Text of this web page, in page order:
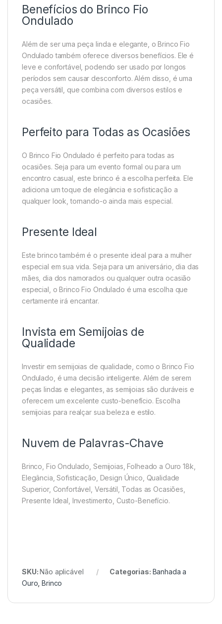
Benefícios do Brinco Fio
Ondulado
Além de ser uma peça linda e elegante, o Brinco Fio
Ondulado também oferece diversos benefícios. Ele é
leve e confortável, podendo ser usado por longos
períodos sem causar desconforto. Além disso, é uma
peça versátil, que combina com diversos estilos e
ocasiões.
Perfeito para Todas as Ocasiões
O Brinco Fio Ondulado é perfeito para todas as
ocasiões. Seja para um evento formal ou para um
encontro casual, este brinco é a escolha perfeita. Ele
adiciona um toque de elegância e sofisticação a
qualquer look, tornando-o ainda mais especial.
Presente Ideal
Este brinco também é o presente ideal para a mulher
especial em sua vida. Seja para um aniversário, dia das
mães, dia dos namorados ou qualquer outra ocasião
especial, o Brinco Fio Ondulado é uma escolha que
certamente irá encantar.
Invista em Semijoias de
Qualidade
Investir em semijoias de qualidade, como o Brinco Fio
Ondulado, é uma decisão inteligente. Além de serem
peças lindas e elegantes, as semijoias são duráveis e
oferecem um excelente custo-benefício. Escolha
semijoias para realçar sua beleza e estilo.
Nuvem de Palavras-Chave
Brinco, Fio Ondulado, Semijoias, Folheado a Ouro 18k,
Elegância, Sofisticação, Design Único, Qualidade
Superior, Confortável, Versátil, Todas as Ocasiões,
Presente Ideal, Investimento, Custo-Benefício.
SKU:Não aplicável Categorias: Banhada a
Ouro ,Brinco